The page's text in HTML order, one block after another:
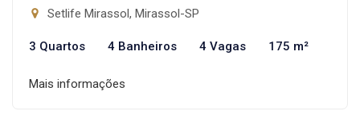
Setlife Mirassol, Mirassol-SP
3 Quartos 4 Banheiros 4 Vagas 175 m²
Mais informações